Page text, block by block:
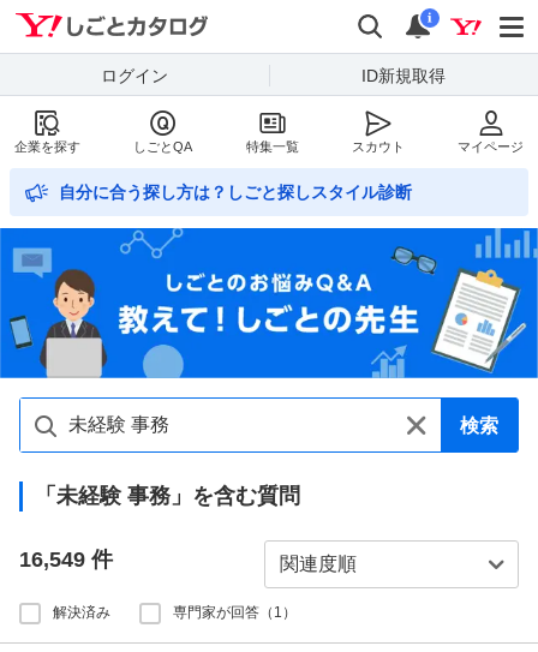
Yahoo!しごとカタログ
検索
通知
i
ログイン ID新規取得
企業を探す しごとQA 特集一覧 スカウト マイページ
自分に合う探し方は？しごと探しスタイル診断
検索
「未経験 事務」を含む質問
16,549 件
解決済み 専門家が回答（1）